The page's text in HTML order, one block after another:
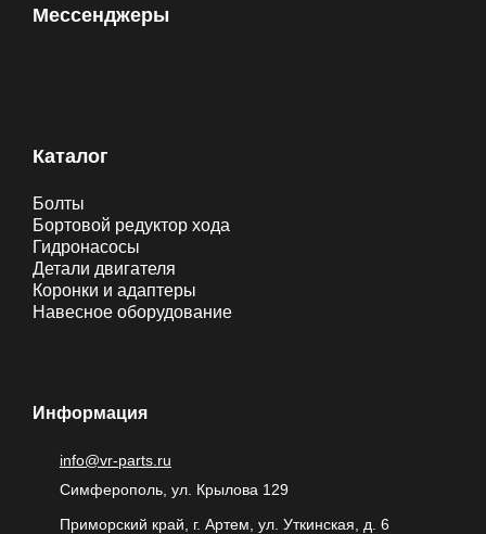
Мессенджеры
Каталог
Болты
Бортовой редуктор хода
Гидронасосы
Детали двигателя
Коронки и адаптеры
Навесное оборудование
Информация
info@vr-parts.ru
Симферополь, ул. Крылова 129
Приморский край, г. Артем, ул. Уткинская, д. 6